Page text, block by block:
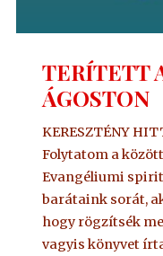
TERÍTETT
ÁGOSTON
KERESZTÉNY
Folytatom a
Evangéliumi
barátaink sorát,
hogy rögzítsék
vagyis könyvet